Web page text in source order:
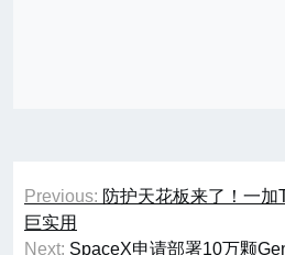
章
Previous: 防护天花板来了！一
巨实用
Next: SpaceX申请部署10万颗